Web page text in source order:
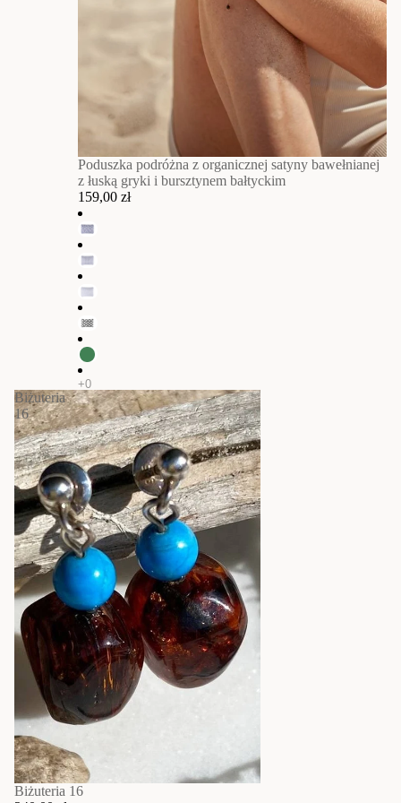
Poduszka podróżna z organicznej satyny bawełnianej
z łuską gryki i bursztynem bałtyckim
159,00 zł
Biżuteria
16
Biżuteria 16